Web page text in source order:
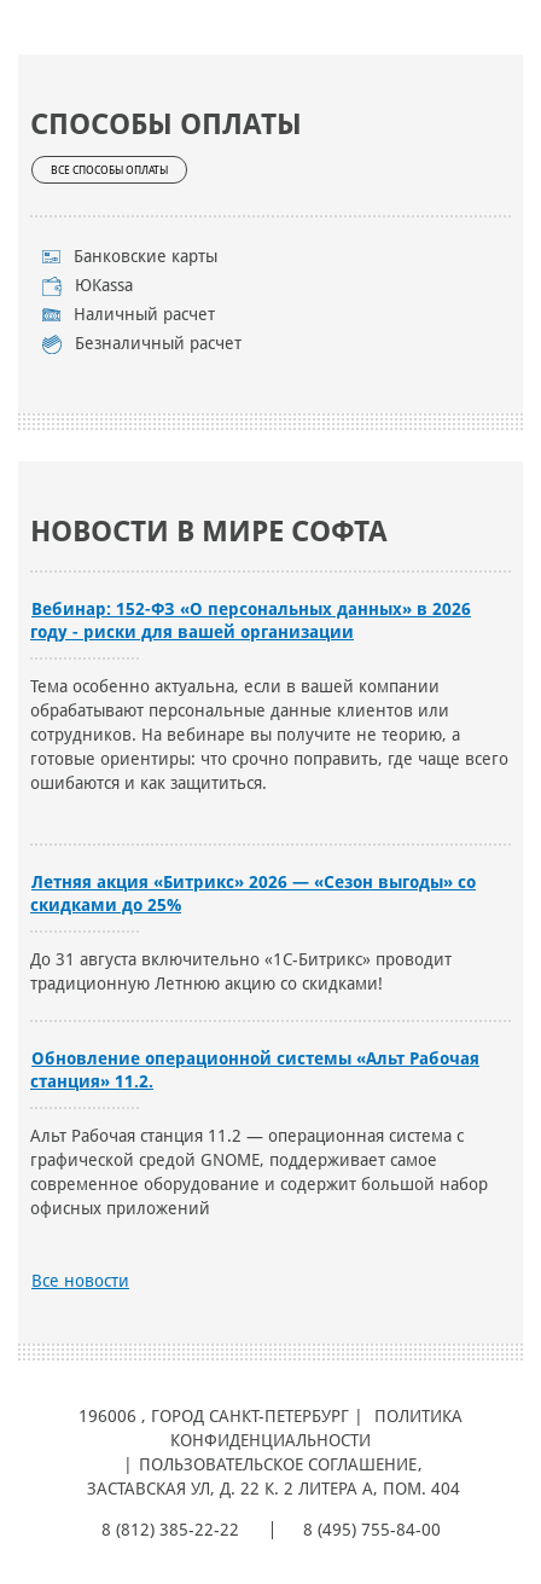
СПОСОБЫ ОПЛАТЫ
ВСЕ СПОСОБЫ ОПЛАТЫ
Банковские карты
ЮKassa
Наличный расчет
Безналичный расчет
НОВОСТИ В МИРЕ СОФТА
Вебинар: 152-ФЗ «О персональных данных» в 2026
году - риски для вашей организации
Тема особенно актуальна, если в вашей компании
обрабатывают персональные данные клиентов или
сотрудников. На вебинаре вы получите не теорию, а
готовые ориентиры: что срочно поправить, где чаще всего
ошибаются и как защититься.
Летняя акция «Битрикс» 2026 — «Сезон выгоды» со
скидками до 25%
До 31 августа включительно «1С-Битрикс» проводит
традиционную Летнюю акцию со скидками!
Обновление операционной системы «Альт Рабочая
станция» 11.2.
Альт Рабочая станция 11.2 — операционная система с
графической средой GNOME, поддерживает самое
современное оборудование и содержит большой набор
офисных приложений
Все новости
196006 , ГОРОД САНКТ-ПЕТЕРБУРГ |
ПОЛИТИКА
КОНФИДЕНЦИАЛЬНОСТИ
ПОЛЬЗОВАТЕЛЬСКОЕ СОГЛАШЕНИЕ,
ЗАСТАВСКАЯ УЛ, Д. 22 К. 2 ЛИТЕРА А, ПОМ. 404
8 (812) 385-22-22 8 (495) 755-84-00